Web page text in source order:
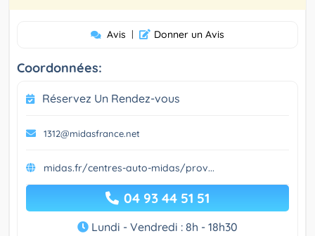
Avis | Donner un Avis
Coordonnées:
Réservez Un Rendez-vous
1312@midasfrance.net
midas.fr/centres-auto-midas/prov...
04 93 44 51 51
Lundi - Vendredi : 8h - 18h30